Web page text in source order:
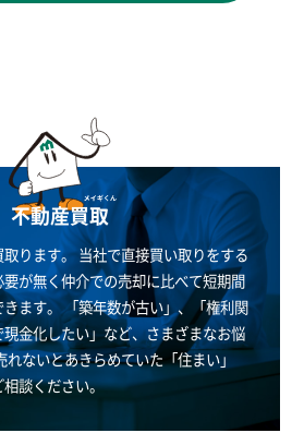
不動産買取
ります。当社で直接買い取りをする
が無く仲介での売却に比べて短期間
ます。「築年数が古い」、「権利関
金化したい」など、さまざまなお悩
れないとあきらめていた「住まい」
談ください。